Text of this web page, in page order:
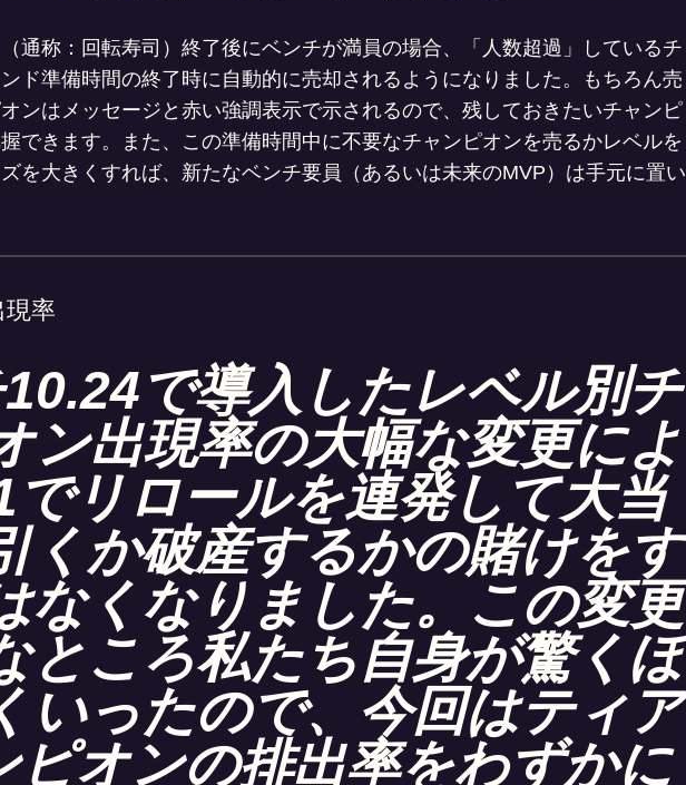
通称：回転寿司）終了後にベンチが満員の場合、「人数超過」しているチ
ド準備時間の終了時に自動的に売却されるようになりました。もちろん売
ンはメッセージと赤い強調表示で示されるので、残しておきたいチャンピ
できます。また、この準備時間中に不要なチャンピオンを売るかレベルを
を大きくすれば、新たなベンチ要員（あるいは未来のMVP）は手元に置い
率
で導入したレベル別チ
ン出現率の大幅な変更によ
でリロールを連発して大当
くか破産するかの賭けをす
なくなりました。この変更
ところ私たち自身が驚くほ
いったので、今回はティア
ピオンの排出率をわずかに